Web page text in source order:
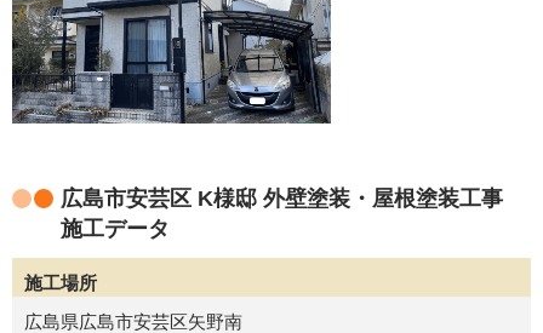
広島市安芸区 K様邸 外壁塗装・屋根塗装工事
施工データ
施工場所
広島県広島市安芸区矢野南